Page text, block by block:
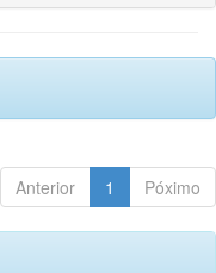
Anterior 1 Póximo